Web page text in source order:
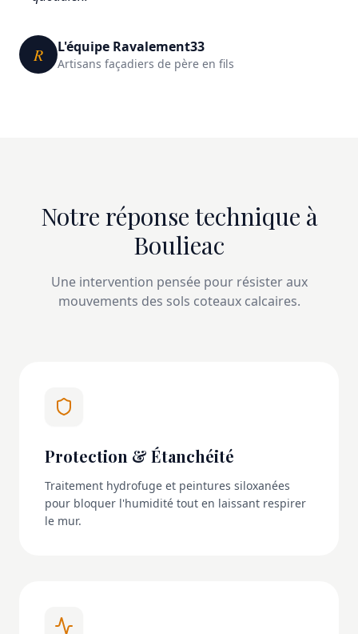
R L'équipe Ravalement33
Artisans façadiers de père en fils
Notre réponse technique à
Boulieac
Une intervention pensée pour résister aux
mouvements des sols coteaux calcaires.
Protection & Étanchéité
Traitement hydrofuge et peintures siloxanées
pour bloquer l'humidité tout en laissant respirer
le mur.